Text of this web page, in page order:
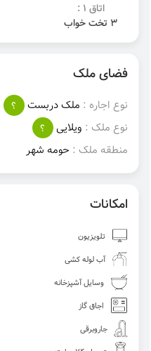
اتاق 1 :
3 تخت خواب
فضای ملک
نوع اجاره : ملک دربست
؟
نوع ملک : ویلایی
؟
منطقه ملک : حومه‌ شهر
امکانات
تلویزیون
آب لوله کشی
وسایل آشپزخانه
اجاق گاز
جاروبرقی